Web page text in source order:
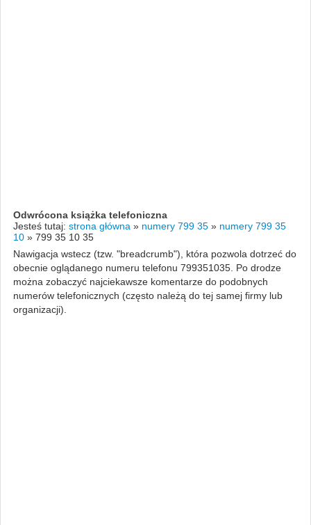
Odwrócona książka telefoniczna
Jesteś tutaj: strona główna » numery 799 35 » numery 799 35
10 » 799 35 10 35
Nawigacja wstecz (tzw. "breadcrumb"), która pozwola dotrzeć do
obecnie oglądanego numeru telefonu 799351035. Po drodze
można zobaczyć najciekawsze komentarze do podobnych
numerów telefonicznych (często należą do tej samej firmy lub
organizacji).